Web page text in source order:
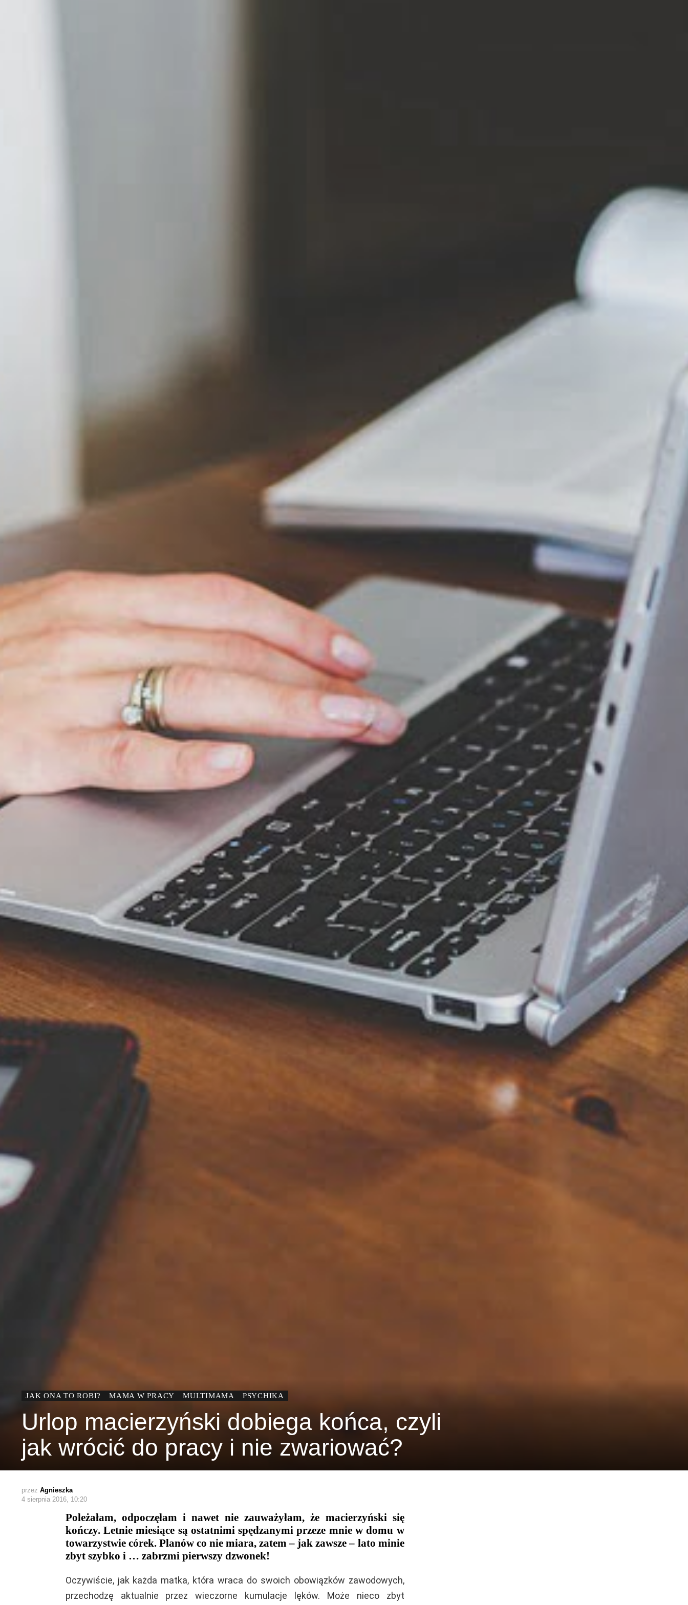
JAK ONA TO ROBI? MAMA W PRACY MULTIMAMA PSYCHIKA
Urlop macierzyński dobiega końca, czyli
jak wrócić do pracy i nie zwariować?
przez Agnieszka
4 sierpnia 2016, 10:20
Poleżałam, odpoczęłam i nawet nie zauważyłam, że macierzyński się
kończy. Letnie miesiące są ostatnimi spędzanymi przeze mnie w domu w
towarzystwie córek. Planów co nie miara, zatem – jak zawsze – lato minie
zbyt szybko i … zabrzmi pierwszy dzwonek!
Oczywiście, jak każda matka, która wraca do swoich obowiązków zawodowych,
przechodzę aktualnie przez wieczorne kumulacje lęków. Może nieco zbyt